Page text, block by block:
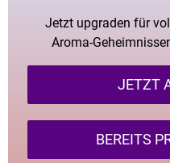
Jetzt upgraden für
Aroma-
JETZT
BEREITS